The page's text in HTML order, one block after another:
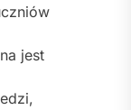
jest